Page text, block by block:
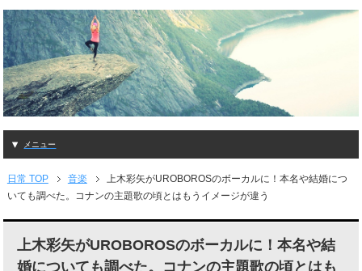
メニュー
日常 TOP 音楽
上木彩矢がUROBOROSのボーカルに！本名や結婚につ
いても調べた。コナンの主題歌の頃とはもうイメージが違う
上木彩矢がUROBOROSのボーカルに！本名や結
婚についても調べた。コナンの主題歌の頃とはも